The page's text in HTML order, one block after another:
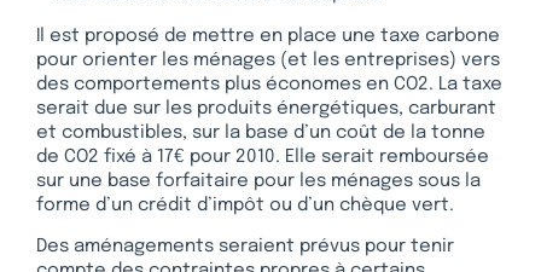
Il est proposé de mettre en place une taxe carbone
pour orienter les ménages (et les entreprises) vers
des comportements plus économes en CO2. La taxe
serait due sur les produits énergétiques, carburant
et combustibles, sur la base d’un coût de la tonne
de CO2 fixé à 17€ pour 2010. Elle serait remboursée
sur une base forfaitaire pour les ménages sous la
forme d’un crédit d’impôt ou d’un chèque vert.
Des aménagements seraient prévus pour tenir